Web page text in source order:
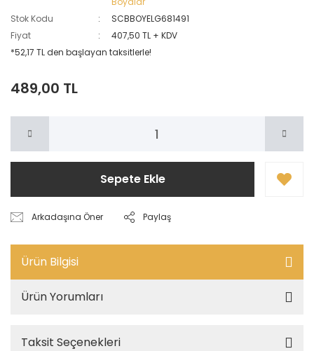
Stok Kodu
SCBBOYELG681491
Fiyat
407,50 TL + KDV
*52,17 TL den başlayan taksitlerle!
489,00 TL
Sepete Ekle
Arkadaşına Öner Paylaş
Ürün Bilgisi
Ürün Yorumları
Taksit Seçenekleri